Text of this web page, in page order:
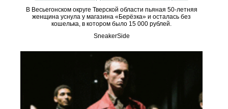
В Весьегонском округе Тверской области пьяная 50-летняя
женщина уснула у магазина «Берёзка» и осталась без
кошелька, в котором было 15 000 рублей.
SneakerSide